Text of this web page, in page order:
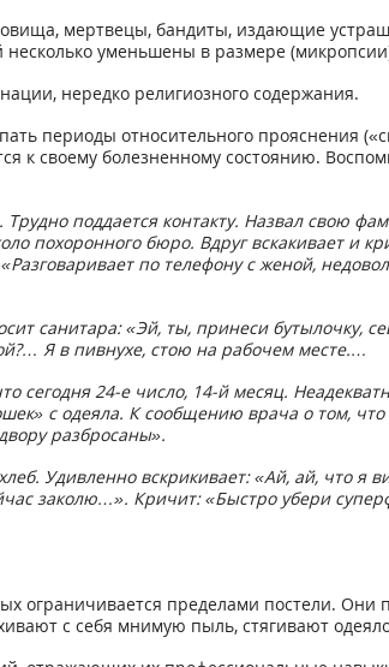
мертвецы, бандиты, издающие
уменьшены в размере
нередко религиозного содержания.
периоды относительного прояснения
к своему болезненному состоянию.
поддается контакту. Назвал свою
похоронного бюро. Вдруг вскакивает и
по телефону с женой,
санитара: «Эй, ты, принеси бутылочку,
Я в пивнухе, стою на рабочем месте.…
сегодня 24-е число, 14-й месяц.
с одеяла. К сообщению врача о том, что
разбросаны».
Удивленно вскрикивает: «Ай, ай, что я
заколю…». Кричит: «Быстро убери
ограничивается пределами постели. Они
с себя мнимую пыль, стягивают